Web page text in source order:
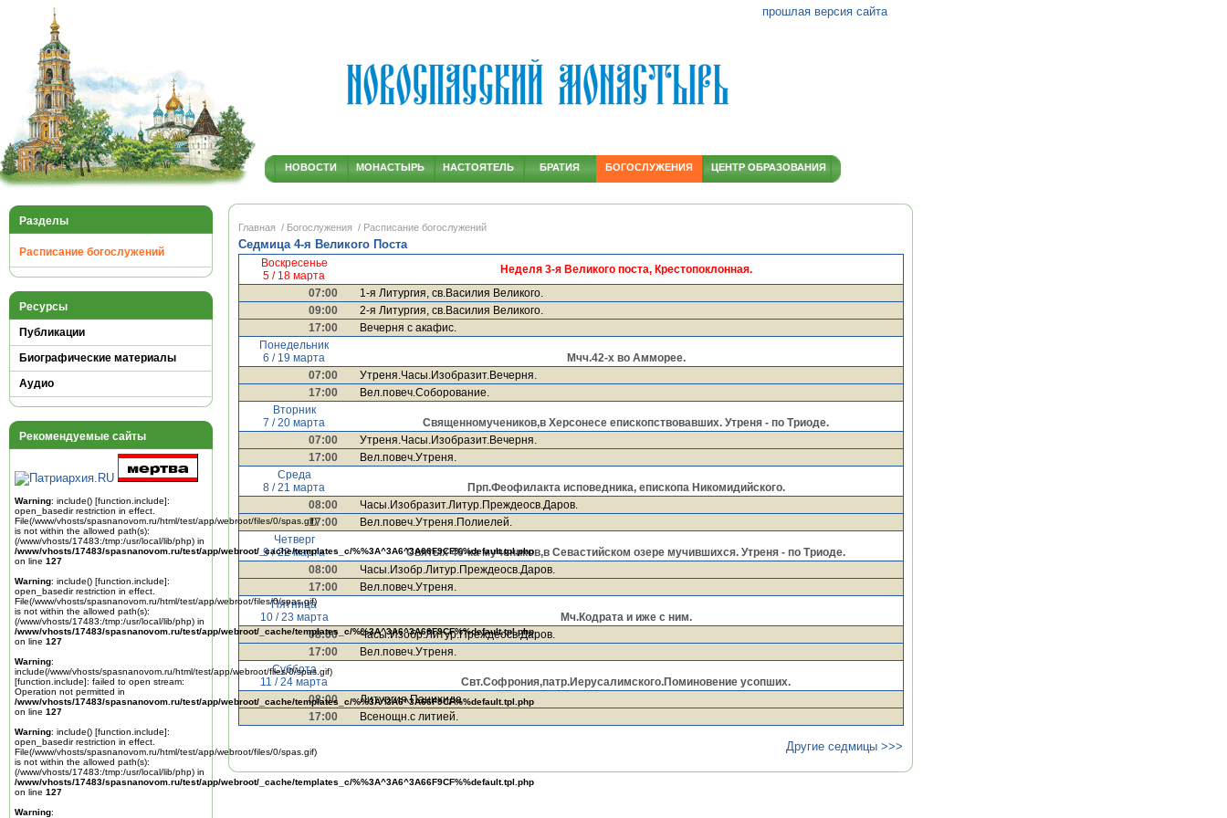
Главная / Богослужения / Расписание богослужений
Седмица 4-я Великого Поста
Воскресенье
5 / 18 марта
Неделя 3-я Великого поста, Крестопоклонная.
07:00
1-я Литургия, св.Василия Великого.
09:00
2-я Литургия, св.Василия Великого.
17:00
Вечерня с акафис.
Понедельник
6 / 19 марта
Мчч.42-х во Амморее.
07:00
Утреня.Часы.Изобразит.Вечерня.
17:00
Вел.повеч.Соборование.
Вторник
7 / 20 марта
Священномучеников,в Херсонесе епископствовавших. Утреня - по Триоде.
07:00
Утреня.Часы.Изобразит.Вечерня.
17:00
Вел.повеч.Утреня.
Среда
8 / 21 марта
Прп.Феофилакта исповедника, епископа Никомидийского.
08:00
Часы.Изобразит.Литур.Преждеосв.Даров.
17:00
Вел.повеч.Утреня.Полиелей.
Четверг
9 / 22 марта
Святых 40-ка мучеников,в Севастийском озере мучившихся. Утреня - по Триоде.
08:00
Часы.Изобр.Литур.Преждеосв.Даров.
17:00
Вел.повеч.Утреня.
Пятница
10 / 23 марта
Мч.Кодрата и иже с ним.
08:00
Часы.Изобр.Литур.Преждеосв.Даров.
17:00
Вел.повеч.Утреня.
Суббота
11 / 24 марта
Свт.Софрония,патр.Иерусалимского.Поминовение усопших.
08:00
Литургия.Панихида
17:00
Всенощн.с литией.
Другие седмицы >>>
НОВОСТИ МОНАСТЫРЬ НАСТОЯТЕЛЬ БРАТИЯ БОГОСЛУЖЕНИЯ ЦЕНТР ОБРАЗОВАНИЯ
Разделы
Расписание богослужений
Ресурсы
Публикации
Биографические материалы
Аудио
Рекомендуемые сайты
Warning: include() [function.include]:
open_basedir restriction in effect.
File(/www/vhosts/spasnanovom.ru/html/test/app/webroot/files/0/spas.gif)
is not within the allowed path(s):
(/www/vhosts/17483:/tmp:/usr/local/lib/php) in
/www/vhosts/17483/spasnanovom.ru/test/app/webroot/_cache/templates_c/%%3A^3A6^3A66F9CF%%default.tpl.php
on line 127
Warning: include() [function.include]:
open_basedir restriction in effect.
File(/www/vhosts/spasnanovom.ru/html/test/app/webroot/files/0/spas.gif)
is not within the allowed path(s):
(/www/vhosts/17483:/tmp:/usr/local/lib/php) in
/www/vhosts/17483/spasnanovom.ru/test/app/webroot/_cache/templates_c/%%3A^3A6^3A66F9CF%%default.tpl.php
on line 127
Warning:
include(/www/vhosts/spasnanovom.ru/html/test/app/webroot/files/0/spas.gif)
[function.include]: failed to open stream:
Operation not permitted in
/www/vhosts/17483/spasnanovom.ru/test/app/webroot/_cache/templates_c/%%3A^3A6^3A66F9CF%%default.tpl.php
on line 127
Warning: include() [function.include]:
open_basedir restriction in effect.
File(/www/vhosts/spasnanovom.ru/html/test/app/webroot/files/0/spas.gif)
is not within the allowed path(s):
(/www/vhosts/17483:/tmp:/usr/local/lib/php) in
/www/vhosts/17483/spasnanovom.ru/test/app/webroot/_cache/templates_c/%%3A^3A6^3A66F9CF%%default.tpl.php
on line 127
Warning:
прошлая версия сайта